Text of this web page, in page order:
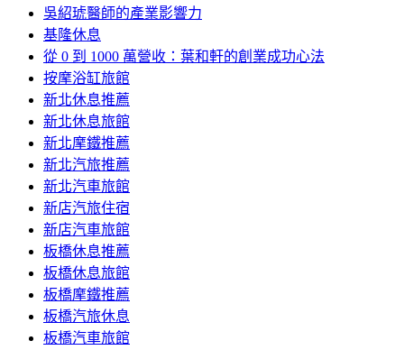
吳紹琥醫師的產業影響力
基隆休息
從 0 到 1000 萬營收：葉和軒的創業成功心法
按摩浴缸旅館
新北休息推薦
新北休息旅館
新北摩鐵推薦
新北汽旅推薦
新北汽車旅館
新店汽旅住宿
新店汽車旅館
板橋休息推薦
板橋休息旅館
板橋摩鐵推薦
板橋汽旅休息
板橋汽車旅館